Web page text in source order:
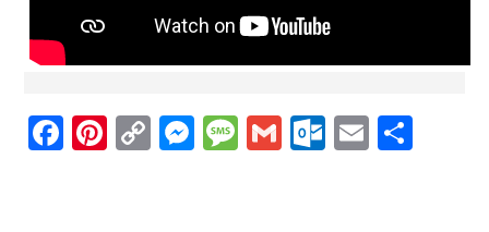
Facebook
Pinterest
CopyMessenger
Message
Gmail Email